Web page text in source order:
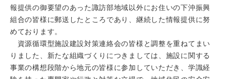
報提供の御要望のあった諏訪部地域以外にお住いの下沖振興
組合の皆様に郵送したところであり、継続した情報提供に努
めております。
資源循環型施設建設対策連絡会の皆様と調整を重ねてまい
りました、新たな組織づくりにつきましては、施設に関する
事業の構想段階から地元の皆様に参加していただき、学識経